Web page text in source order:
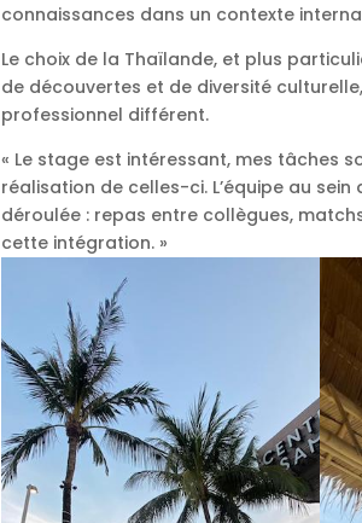
connaissances dans un contexte
Le choix de la Thaïlande, et plus
de découvertes et de diversité
professionnel différent.
« Le stage est intéressant, mes tâches
réalisation de celles-ci. L’équipe au
déroulée : repas entre collègues,
cette intégration. »